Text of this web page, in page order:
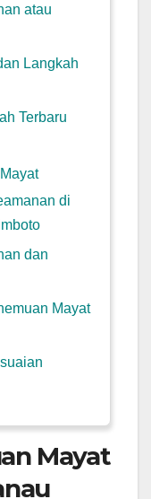
atau
Langkah
Terbaru
di
dan
Mayat
Mayat